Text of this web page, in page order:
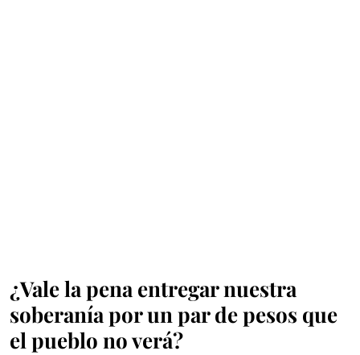
¿Vale la pena entregar nuestra
soberanía por un par de pesos que
el pueblo no verá?